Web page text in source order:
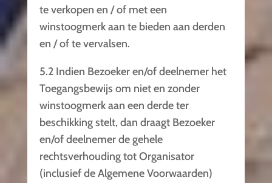
te verkopen en / of met een
winstoogmerk aan te bieden aan derden
en / of te vervalsen.
5.2 Indien Bezoeker en/of deelnemer het
Toegangsbewijs om niet en zonder
winstoogmerk aan een derde ter
beschikking stelt, dan draagt Bezoeker
en/of deelnemer de gehele
rechtsverhouding tot Organisator
(inclusief de Algemene Voorwaarden)